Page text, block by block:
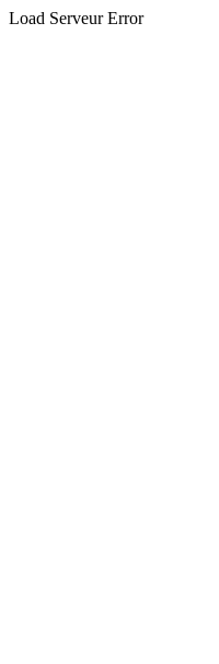
Load Serveur Error